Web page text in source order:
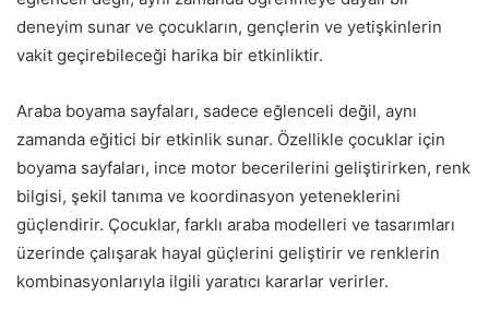
deneyim sunar ve çocukların, gençlerin ve yetişkinlerin
vakit geçirebileceği harika bir etkinliktir.
Araba boyama sayfaları, sadece eğlenceli değil, aynı
zamanda eğitici bir etkinlik sunar. Özellikle çocuklar için
boyama sayfaları, ince motor becerilerini geliştirirken, renk
bilgisi, şekil tanıma ve koordinasyon yeteneklerini
güçlendirir. Çocuklar, farklı araba modelleri ve tasarımları
üzerinde çalışarak hayal güçlerini geliştirir ve renklerin
kombinasyonlarıyla ilgili yaratıcı kararlar verirler.